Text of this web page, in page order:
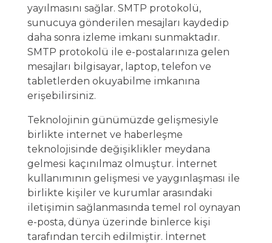
yayılmasını sağlar. SMTP protokolü,
sunucuya gönderilen mesajları kaydedip
daha sonra izleme imkanı sunmaktadır.
SMTP protokolü ile e-postalarınıza gelen
mesajları bilgisayar, laptop, telefon ve
tabletlerden okuyabilme imkanına
erişebilirsiniz.
Teknolojinin günümüzde gelişmesiyle
birlikte internet ve haberleşme
teknolojisinde değişiklikler meydana
gelmesi kaçınılmaz olmuştur. İnternet
kullanımının gelişmesi ve yaygınlaşması ile
birlikte kişiler ve kurumlar arasındaki
iletişimin sağlanmasında temel rol oynayan
e-posta, dünya üzerinde binlerce kişi
tarafından tercih edilmiştir. İnternet